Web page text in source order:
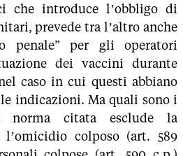
che introduce l’obbligo di
prevede tra l’altro anche
penale” per gli operatori
dei vaccini durante
caso in cui questi abbiano
indicazioni. Ma quali sono i
citata esclude la
l’omicidio colposo (art. 589